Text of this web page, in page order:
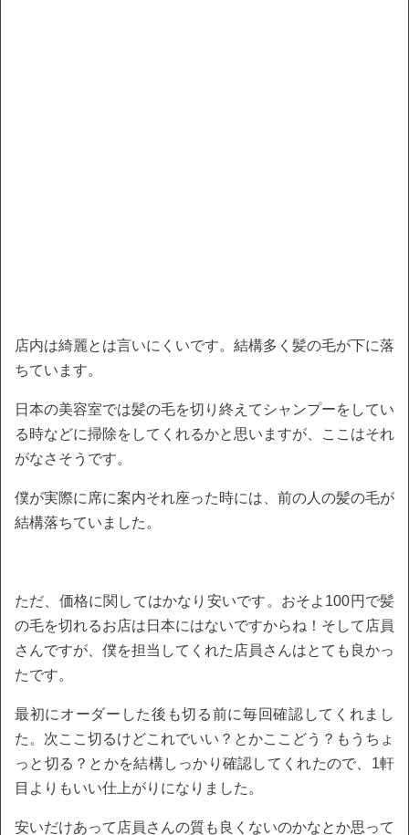
店内は綺麗とは言いにくいです。結構多く髪の毛が下に落
ちています。
日本の美容室では髪の毛を切り終えてシャンプーをしてい
る時などに掃除をしてくれるかと思いますが、ここはそれ
がなさそうです。
僕が実際に席に案内それ座った時には、前の人の髪の毛が
結構落ちていました。
ただ、価格に関してはかなり安いです。おそよ100円で髪
の毛を切れるお店は日本にはないですからね！そして店員
さんですが、僕を担当してくれた店員さんはとても良かっ
たです。
最初にオーダーした後も切る前に毎回確認してくれまし
た。次ここ切るけどこれでいい？とかここどう？もうちょ
っと切る？とかを結構しっかり確認してくれたので、1軒
目よりもいい仕上がりになりました。
安いだけあって店員さんの質も良くないのかなとか思って